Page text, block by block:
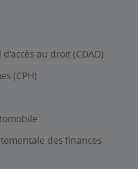
au droit (CDAD)
(CPH)
des finances